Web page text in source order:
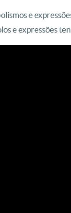
e
e expressões